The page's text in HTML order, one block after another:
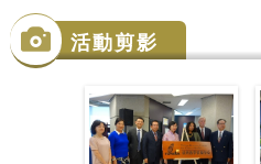
活動剪影